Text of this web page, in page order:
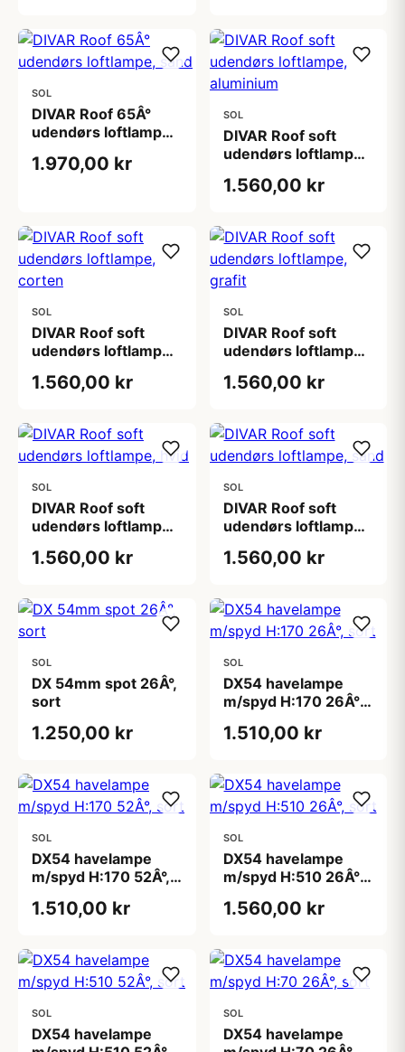
SOL
DIVAR Roof 65Â°
udendørs loftlampe,
1.970,00 kr
SOL
DIVAR Roof soft
udendørs loftlampe,
1.560,00 kr
SOL
DIVAR Roof soft
udendørs loftlampe,
1.560,00 kr
SOL
DIVAR Roof soft
udendørs loftlampe,
1.560,00 kr
SOL
DIVAR Roof soft
udendørs loftlampe,
1.560,00 kr
SOL
DIVAR Roof soft
udendørs loftlampe,
1.560,00 kr
SOL
DX 54mm spot 26Â°,
sort
1.250,00 kr
SOL
DX54 havelampe
m/spyd H:170 26Â°,
1.510,00 kr
SOL
DX54 havelampe
m/spyd H:170 52Â°,
1.510,00 kr
SOL
DX54 havelampe
m/spyd H:510 26Â°,
1.560,00 kr
SOL
DX54 havelampe
SOL
DX54 havelampe